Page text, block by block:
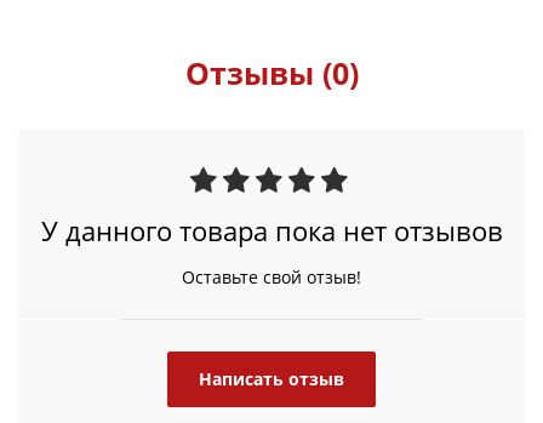
Отзывы (0)
У данного товара пока нет отзывов
Оставьте свой отзыв!
Написать отзыв